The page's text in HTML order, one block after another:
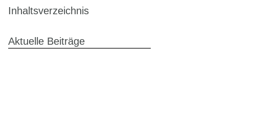
Inhaltsverzeichnis
Aktuelle Beiträge